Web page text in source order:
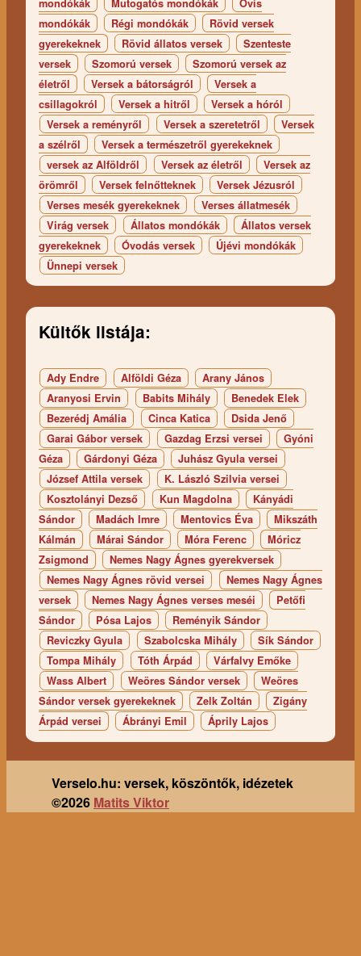
mondókák
Régi mondókák
Rövid versek
gyerekeknek
Rövid állatos versek
Szenteste
versek
Szomorú versek
Szomorú versek az
életről
Versek a bátorságról
Versek a
csillagokról
Versek a hitről
Versek a hóról
Versek a reményről
Versek a szeretetről
Versek
a szélről
Versek a természetről gyerekeknek
versek az Alföldről
Versek az életről
Versek az
örömről
Versek felnőtteknek
Versek Jézusról
Verses mesék gyerekeknek
Verses állatmesék
Virág versek
Állatos mondókák
Állatos versek
gyerekeknek
Óvodás versek
Újévi mondókák
Ünnepi versek
Kültők listája:
Ady Endre Alföldi Géza
Arany János
Aranyosi Ervin
Babits Mihály
Benedek Elek
Bezerédj Amália
Cinca Katica
Dsida Jenő
Garai Gábor versek
Gazdag Erzsi versei
Gyóni
Géza
Gárdonyi Géza
Juhász Gyula versei
József Attila versek
K. László Szilvia versei
Kosztolányi Dezső
Kun Magdolna
Kányádi
Sándor
Madách Imre Mentovics Éva
Mikszáth
Kálmán
Márai Sándor Móra Ferenc
Móricz
Zsigmond
Nemes Nagy Ágnes gyerekversek
Nemes Nagy Ágnes rövid versei
Nemes Nagy Ágnes
versek
Nemes Nagy Ágnes verses meséi
Petőfi
Sándor
Pósa Lajos
Reményik Sándor
Reviczky Gyula
Szabolcska Mihály
Sík Sándor
Tompa Mihály
Tóth Árpád
Várfalvy Emőke
Wass Albert
Weöres Sándor versek
Weöres
Sándor versek gyerekeknek
Zelk Zoltán
Zigány
Árpád versei
Ábrányi Emil Áprily Lajos
Verselo.hu: versek, köszöntők, idézetek
©2026 Matits Viktor